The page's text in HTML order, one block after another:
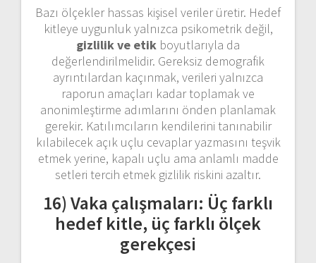
Bazı ölçekler hassas kişisel veriler üretir. Hedef
kitleye uygunluk yalnızca psikometrik değil,
gizlilik ve etik boyutlarıyla da
değerlendirilmelidir. Gereksiz demografik
ayrıntılardan kaçınmak, verileri yalnızca
raporun amaçları kadar toplamak ve
anonimleştirme adımlarını önden planlamak
gerekir. Katılımcıların kendilerini tanınabilir
kılabilecek açık uçlu cevaplar yazmasını teşvik
etmek yerine, kapalı uçlu ama anlamlı madde
setleri tercih etmek gizlilik riskini azaltır.
16) Vaka çalışmaları: Üç farklı
hedef kitle, üç farklı ölçek
gerekçesi